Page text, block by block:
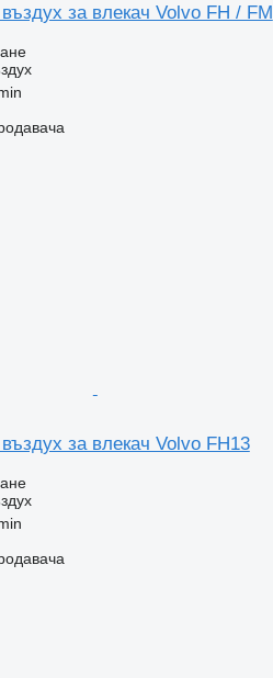
за влекач Volvo FH / FM
за влекач Volvo FH13